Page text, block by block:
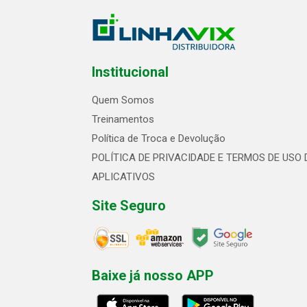
Institucional
Quem Somos
Treinamentos
Política de Troca e Devolução
POLÍTICA DE PRIVACIDADE E TERMOS DE USO
APLICATIVOS
Site Seguro
Baixe já nosso APP